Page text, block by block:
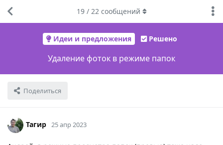
Идеи и предложения Решено
Удаление фоток в режиме папок
Поделиться
19/ 22сообщений
Тагир 25 апр 2023